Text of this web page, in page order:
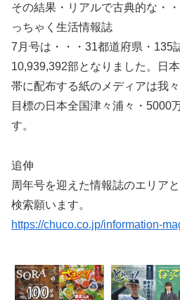
その結果・リアルで古典的な・
っちゃく生活情報誌
7月号は・・・31都道府県・135
10,939,392部となりました。日
帯に配布する紙のメディアは我
目標の日本全国津々浦々・5000
す。
追伸
周年号を迎えた情報誌のエリア
検索願います。
https://chuco.co.jp/information-